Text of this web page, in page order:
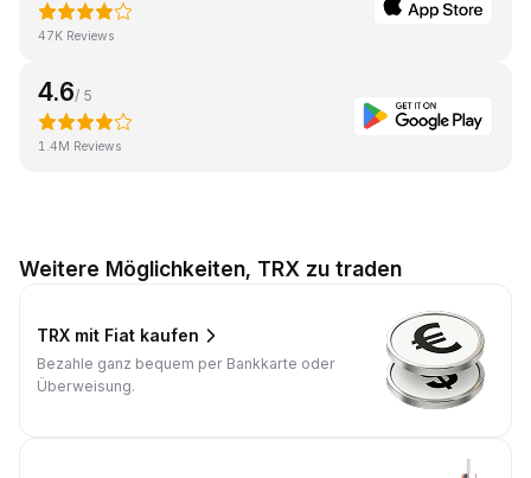
47K Reviews
4.6/ 5
1.4M Reviews
Weitere Möglichkeiten, TRX zu traden
TRX mit Fiat kaufen
Bezahle ganz bequem per Bankkarte oder
Überweisung.